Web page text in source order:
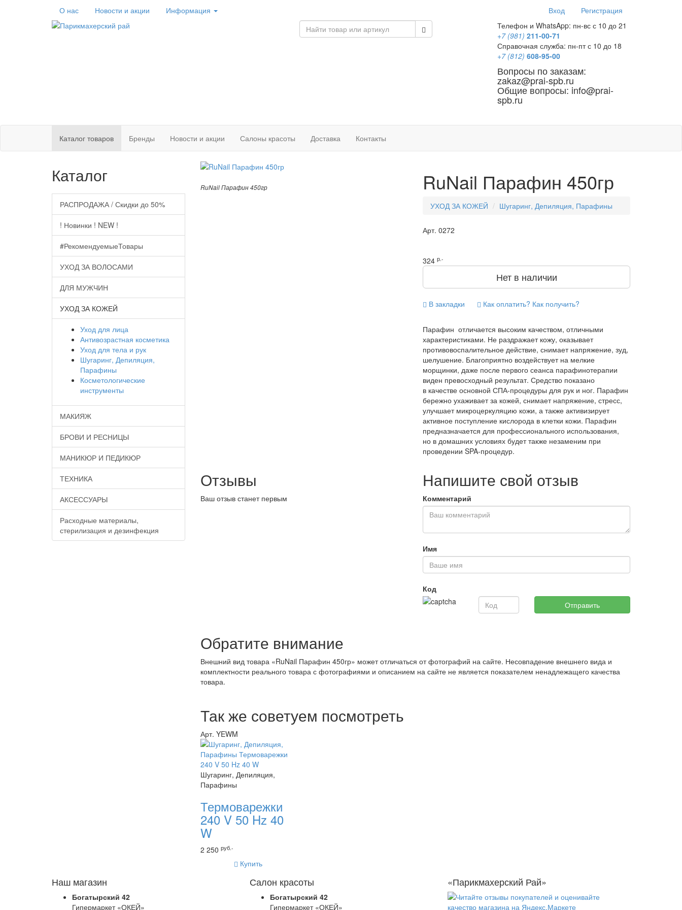
О нас Новости и акции Информация Вход
Регистрация
Телефон и WhatsApp: пн-вс с 10 до 21
+7 (981) 211-00-71
Справочная служба: пн-пт с 10 до 18
+7 (812) 608-95-00
Вопросы по заказам:
zakaz@prai-spb.ru
Общие вопросы: info@prai-
spb.ru
Каталог товаров Бренды Новости и акции Салоны красоты Доставка Контакты
RuNail Парафин 450гр RuNail Парафин 450гр
УХОД ЗА КОЖЕЙ Шугаринг, Депиляция, Парафины
Арт.0272
324р.-
Нет в наличии
В закладки Как оплатить? Как получить?
Парафин отличается высоким качеством, отличными
характеристиками. Не раздражает кожу, оказывает
противовоспалительное действие, снимает напряжение, зуд,
шелушение. Благоприятно воздействует на мелкие
морщинки, даже после первого сеанса парафинотерапии
виден превосходный результат. Средство показано
в качестве основной СПА-процедуры для рук и ног. Парафин
бережно ухаживает за кожей, снимает напряжение, стресс,
улучшает микроцеркуляцию кожи, а также активизирует
активное поступление кислорода в клетки кожи. Парафин
предназначается для профессионального использования,
но в домашних условиях будет также незаменим при
проведении SPA-процедур.
Отзывы
Ваш отзыв станет первым
Напишите свой отзыв
Комментарий
Имя
Код
Обратите внимание
Внешний вид товара «RuNail Парафин 450гр» может отличаться от фотографий на сайте. Несовпадение внешнего вида и
комплектности реального товара с фотографиями и описанием на сайте не является показателем ненадлежащего качества
товара.
Так же советуем посмотреть
Арт. YEWM
Шугаринг, Депиляция,
Парафины
Термоварежки
240 V 50 Hz 40
W
2 250 руб.-
Купить
Каталог
РАСПРОДАЖА / Скидки до 50%
! Новинки ! NEW !
#РекомендуемыеТовары
УХОД ЗА ВОЛОСАМИ
ДЛЯ МУЖЧИН
УХОД ЗА КОЖЕЙ
Уход для лица
Антивозрастная косметика
Уход для тела и рук
Шугаринг, Депиляция,
Парафины
Косметологические
инструменты
МАКИЯЖ
БРОВИ И РЕСНИЦЫ
МАНИКЮР И ПЕДИКЮР
ТЕХНИКА
АКСЕССУАРЫ
Расходные материалы,
стерилизация и дезинфекция
Наш магазин
Богатырский 42
Гипермаркет «ОКЕЙ»
Салон красоты
Богатырский 42
Гипермаркет «ОКЕЙ»
«Парикмахерский Рай»